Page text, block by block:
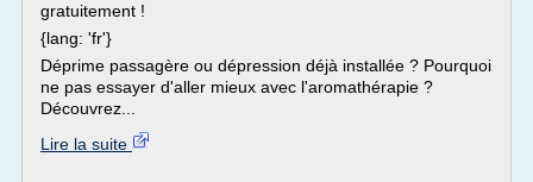
gratuitement !
{lang: 'fr'}
Déprime passagère ou dépression déjà installée ? Pourquoi
ne pas essayer d'aller mieux avec l'aromathérapie ?
Découvrez...
Lire la suite